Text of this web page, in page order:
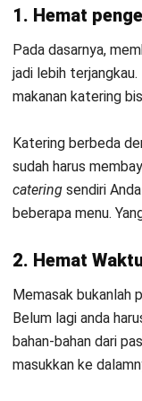
Dengan memakai
memantau stok dan
dengan persediaan
Anda akan
nantinya.
Jika Anda dalam
untuk melakukan
masakan dan
Maka Anda tidak
salah satu manfaat
memungkinkannya